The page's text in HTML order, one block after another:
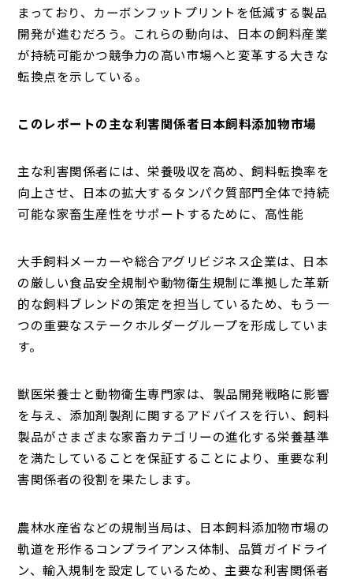
まっており、カーボンフットプリントを低減する製品
開発が進むだろう。これらの動向は、日本の飼料産業
が持続可能かつ競争力の高い市場へと変革する大きな
転換点を示している。
このレポートの主な利害関係者日本飼料添加物市場
主な利害関係者には、栄養吸収を高め、飼料転換率を
向上させ、日本の拡大するタンパク質部門全体で持続
可能な家畜生産性をサポートするために、高性能
大手飼料メーカーや総合アグリビジネス企業は、日本
の厳しい食品安全規制や動物衛生規制に準拠した革新
的な飼料ブレンドの策定を担当しているため、もう一
つの重要なステークホルダーグループを形成していま
す。
獣医栄養士と動物衛生専門家は、製品開発戦略に影響
を与え、添加剤製剤に関するアドバイスを行い、飼料
製品がさまざまな家畜カテゴリーの進化する栄養基準
を満たしていることを保証することにより、重要な利
害関係者の役割を果たします。
農林水産省などの規制当局は、日本飼料添加物市場の
軌道を形作るコンプライアンス体制、品質ガイドライ
ン、輸入規制を設定しているため、主要な利害関係者